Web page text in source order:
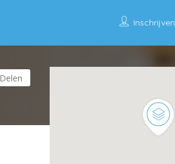
Inschrijven
Delen